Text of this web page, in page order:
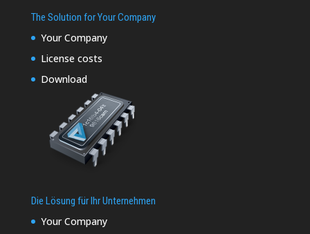
The Solution for Your Company
Your Company
License costs
Download
Die Lösung für Ihr Unternehmen
Your Company